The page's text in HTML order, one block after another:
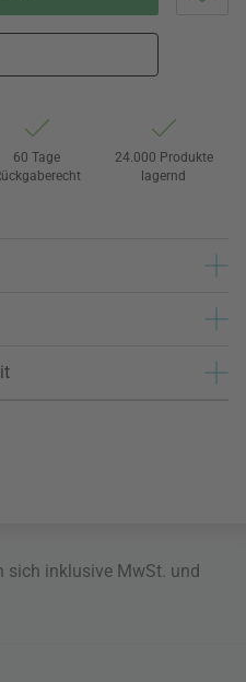
60 Tage
24.000 Produkte
lagernd
sich inklusive MwSt. und